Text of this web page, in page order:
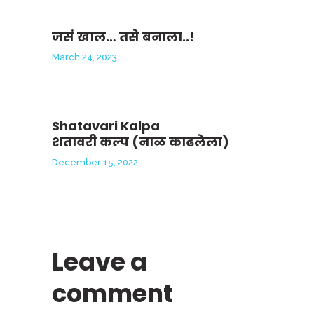
जसं खाल… तसे बनाला..!
March 24, 2023
Shatavari Kalpa
शतावरी कल्प (नाळ काढलेला)
December 15, 2022
Leave a
comment